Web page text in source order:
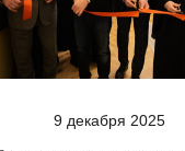
9 декабря 2025